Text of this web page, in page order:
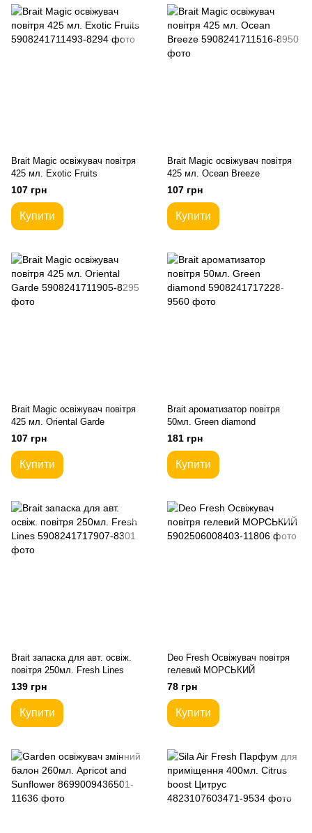
Brait Magic освіжувач повітря
425 мл. Exotic Fruits
107 грн
Купити
Brait Magic освіжувач повітря
425 мл. Ocean Breeze
107 грн
Купити
Brait Magic освіжувач повітря
425 мл. Oriental Garde
107 грн
Купити
Brait ароматизатор повітря
50мл. Green diamond
181 грн
Купити
Brait запаска для авт. освіж.
повітря 250мл. Fresh Lines
139 грн
Купити
Deo Fresh Освіжувач повітря
гелевий МОРСЬКИЙ
78 грн
Купити